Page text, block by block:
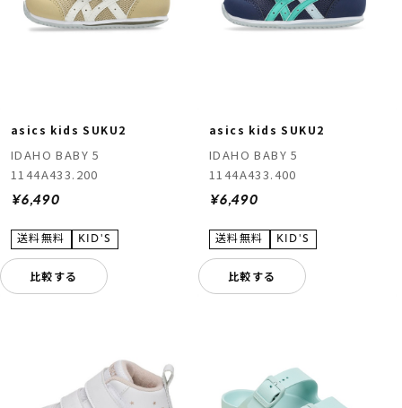
asics kids SUKU2
IDAHO BABY 5
1144A433.200
¥6,490
比較する
asics kids SUKU2
IDAHO BABY 5
1144A433.400
¥6,490
比較する